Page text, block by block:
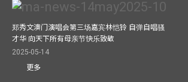
郑秀文澳门演唱会第三场嘉宾林恺铃 自弹自唱骚
才华 向天下所有母亲节快乐致敬
2025-05-14
更多